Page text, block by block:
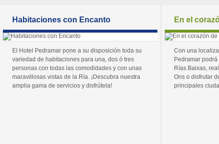
Habitaciones con Encanto
El Hotel Pedramar pone a su disposición toda su
variedad de habitaciones para una, dos ó tres
personas con todas las comodidades y con unas
maravillosas vistas de la Ría. ¡Descubra nuestra
amplia gama de servicios y disfrútela!
En el
Con una
Pedramar
Rías Baixas,
Ons o disfrutar
principales